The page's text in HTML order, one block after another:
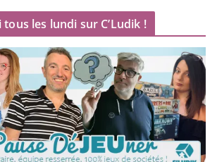
les lundi sur C’Ludik !